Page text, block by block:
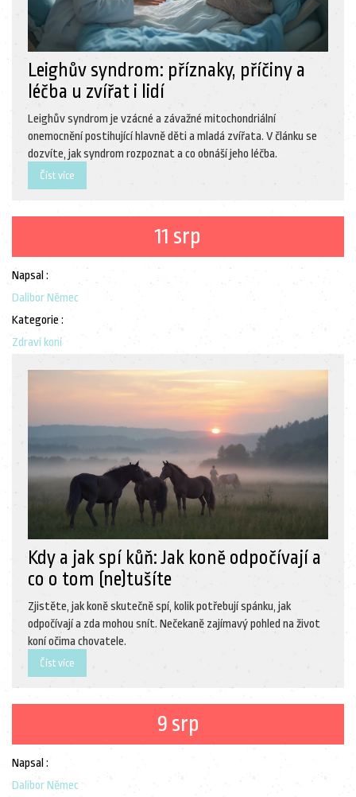
Leighův syndrom: příznaky, příčiny a
léčba u zvířat i lidí
Leighův syndrom je vzácné a závažné mitochondriální
onemocnění postihující hlavně děti a mladá zvířata. V článku se
dozvíte, jak syndrom rozpoznat a co obnáší jeho léčba.
Číst více
11 srp
Napsal :
Dalibor Němec
Kategorie :
Zdraví koní
Kdy a jak spí kůň: Jak koně odpočívají a
co o tom (ne)tušíte
Zjistěte, jak koně skutečně spí, kolik potřebují spánku, jak
odpočívají a zda mohou snít. Nečekaně zajímavý pohled na život
koní očima chovatele.
Číst více
9 srp
Napsal :
Dalibor Němec